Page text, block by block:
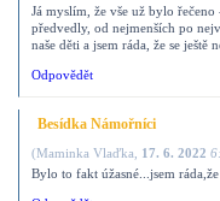
Já myslím, že vše už bylo
předvedly, od nejmenších po
naše děti a jsem ráda, že se ještě
Odpovědět
Besídka Námořníci
(Maminka Vlaďka, 17. 6. 2022
Bylo to fakt úžasné...jsem